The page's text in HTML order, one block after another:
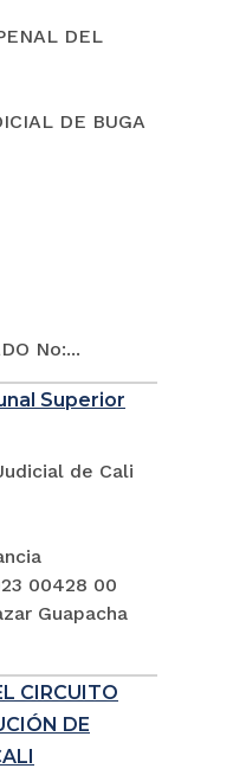
DEL
DE BUGA
No:...
Superior
de Cali
00428 00
Guapacha
CIRCUITO
DE